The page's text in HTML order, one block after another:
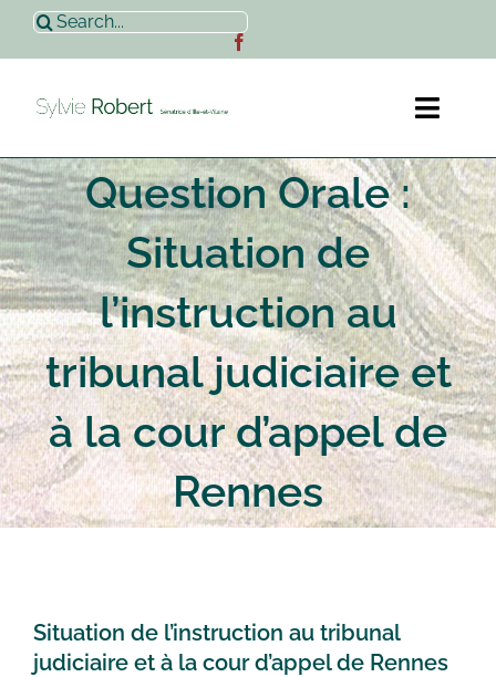
Passer
contenu
Rechercher:
Accueil
Sylvie Robert
Actualités
Contact
Question Orale :
Situation de
l’instruction au
tribunal judiciaire et
à la cour d’appel de
Rennes
Situation de l’instruction au tribunal
judiciaire et à la cour d’appel de Rennes